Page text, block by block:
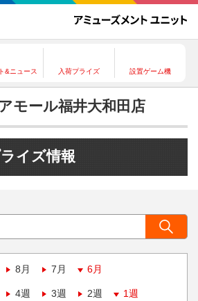
&ニュース 入荷プライズ 設置ゲーム機
モール福井大和田店
イズ情報
8月 7月 6月
4週 3週 2週 1週